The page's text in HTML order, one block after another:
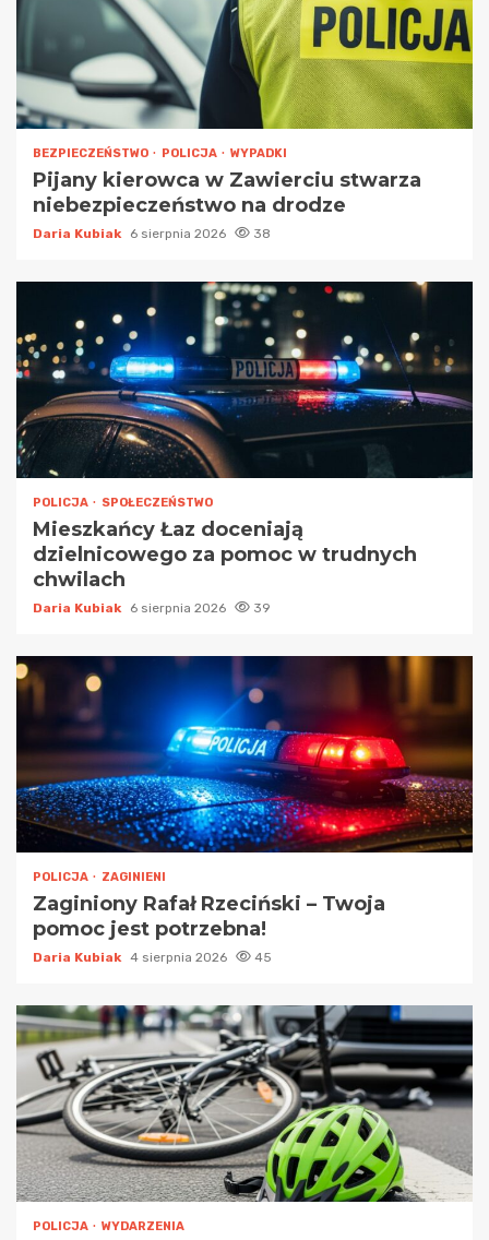
BEZPIECZEŃSTWO POLICJA WYPADKI
Pijany kierowca w Zawierciu stwarza
niebezpieczeństwo na drodze
Daria Kubiak 6 sierpnia 2026 38
POLICJA SPOŁECZEŃSTWO
Mieszkańcy Łaz doceniają
dzielnicowego za pomoc w trudnych
chwilach
Daria Kubiak 6 sierpnia 2026 39
POLICJA ZAGINIENI
Zaginiony Rafał Rzeciński – Twoja
pomoc jest potrzebna!
Daria Kubiak 4 sierpnia 2026 45
POLICJA WYDARZENIA